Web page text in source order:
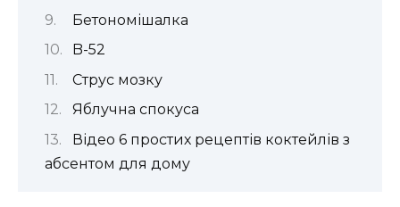
Бетономішалка
B-52
Струс мозку
Яблучна спокуса
Відео 6 простих рецептів коктейлів з
абсентом для дому